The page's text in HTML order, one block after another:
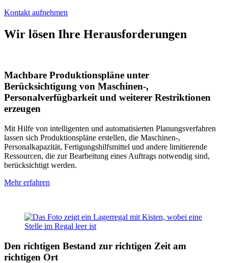
Kontakt aufnehmen
Wir lösen Ihre Herausforderungen
Machbare Produktionspläne unter
Berücksichtigung von Maschinen-,
Personalverfügbarkeit und weiterer Restriktionen
erzeugen
Mit Hilfe von intelligenten und automatisierten Planungsverfahren
lassen sich Produktionspläne erstellen, die Maschinen-,
Personalkapazität, Fertigungshilfsmittel und andere limitierende
Ressourcen, die zur Bearbeitung eines Auftrags notwendig sind,
berücksichtigt werden.
Mehr erfahren
Den richtigen Bestand zur richtigen Zeit am
richtigen Ort